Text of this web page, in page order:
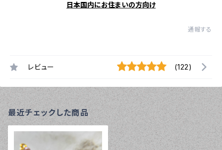
日本国内にお住まいの方向け
通報する
レビュー (122)
最近チェックした商品